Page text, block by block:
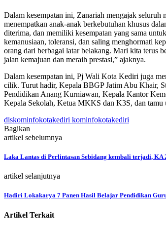
Dalam kesempatan ini, Zanariah mengajak
menempatkan anak-anak berkebutuhan khusus
diterima, dan memiliki kesempatan yang sama
kemanusiaan, toleransi, dan saling menghormati
orang dari berbagai latar belakang. Mari kita terus
jalan kemajuan dan meraih prestasi,” ajaknya.
Dalam kesempatan ini, Pj Wali Kota Kediri juga
cilik. Turut hadir, Kepala BBGP Jatim Abu Khair,
Pendidikan Anang Kurniawan, Kepala Kantor
Kepala Sekolah, Ketua MKKS dan K3S, dan tamu
diskominfokotakediri kominfokotakediri
Bagikan
artikel sebelumnya
Laka Lantas di Perlintasan Sebidang kembali terjadi,
artikel selanjutnya
Hadiri Lokakarya 7 Panen Hasil Belajar Pendidikan
Artikel Terkait